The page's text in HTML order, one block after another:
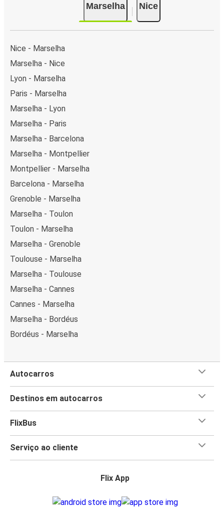
Marselha Nice
Nice - Marselha
Marselha - Nice
Lyon - Marselha
Paris - Marselha
Marselha - Lyon
Marselha - Paris
Marselha - Barcelona
Marselha - Montpellier
Montpellier - Marselha
Barcelona - Marselha
Grenoble - Marselha
Marselha - Toulon
Toulon - Marselha
Marselha - Grenoble
Toulouse - Marselha
Marselha - Toulouse
Marselha - Cannes
Cannes - Marselha
Marselha - Bordéus
Bordéus - Marselha
Autocarros
Destinos em autocarros
FlixBus
Serviço ao cliente
Flix App